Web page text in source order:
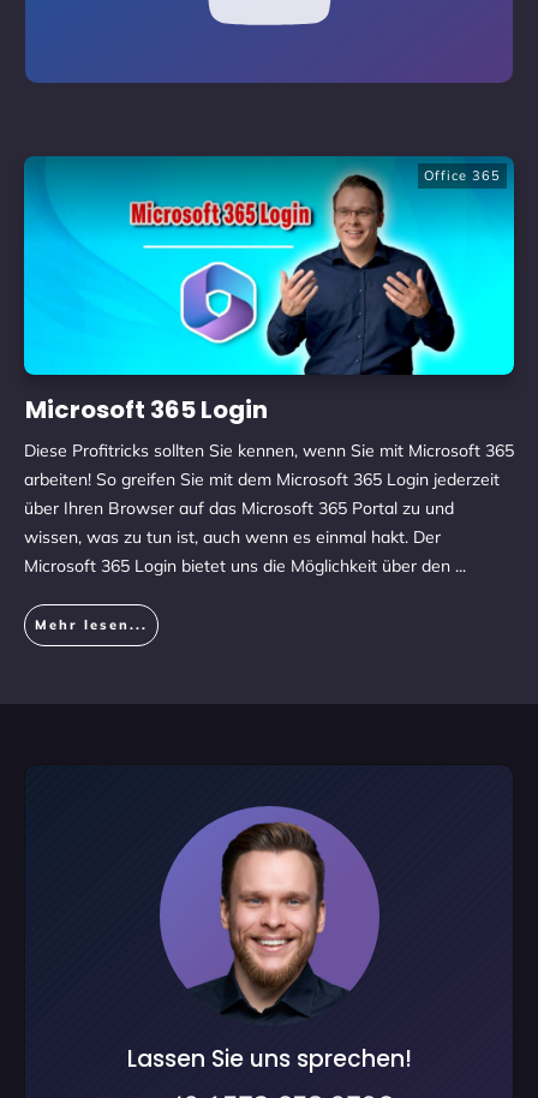
Office 365
Microsoft 365 Login
Diese Profitricks sollten Sie kennen, wenn Sie mit Microsoft 365
arbeiten! So greifen Sie mit dem Microsoft 365 Login jederzeit
über Ihren Browser auf das Microsoft 365 Portal zu und
wissen, was zu tun ist, auch wenn es einmal hakt. Der
Microsoft 365 Login bietet uns die Möglichkeit über den ...
Mehr lesen...
Lassen Sie uns sprechen!